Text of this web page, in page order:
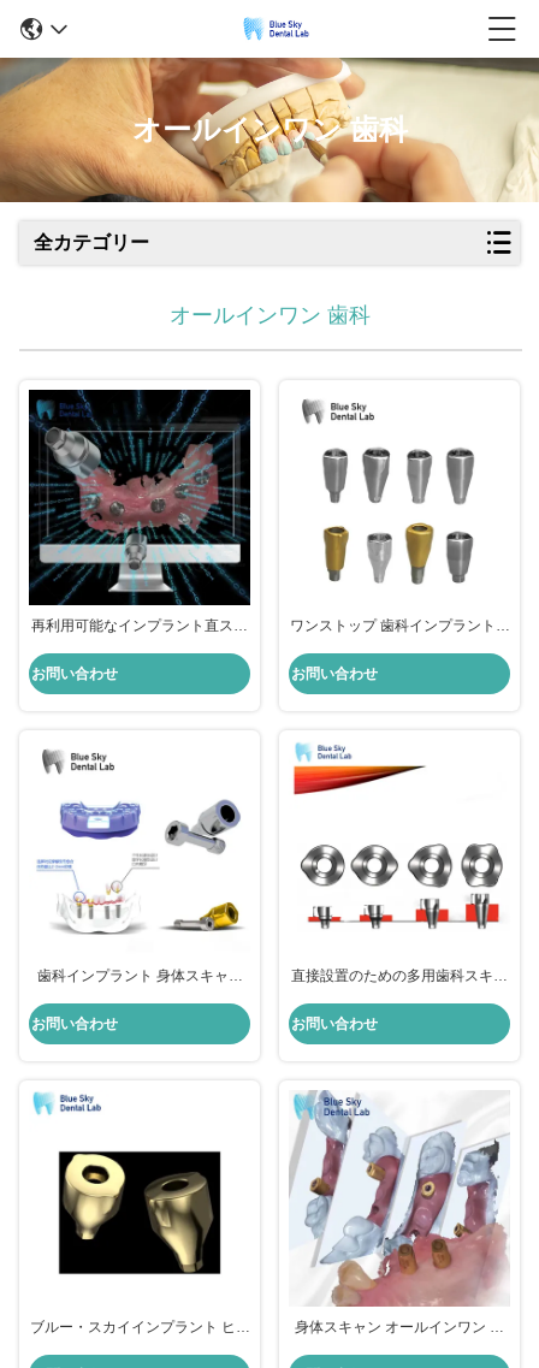
オールインワン 歯科
全カテゴリー
オールインワン 歯科
再利用可能なインプラント直スキ
スキャンボディ
お問い合わせ
ワンストップ 歯科インプラントシ
ン スキャン 身体歯科
お問い合わせ
歯科インプラント 身体スキャン
可能なスキャンボディ
お問い合わせ
直接設置のための多用歯科スキャ
お問い合わせ
ブルー・スカイインプラント ヒー
身体スキャン オールインワン 歯